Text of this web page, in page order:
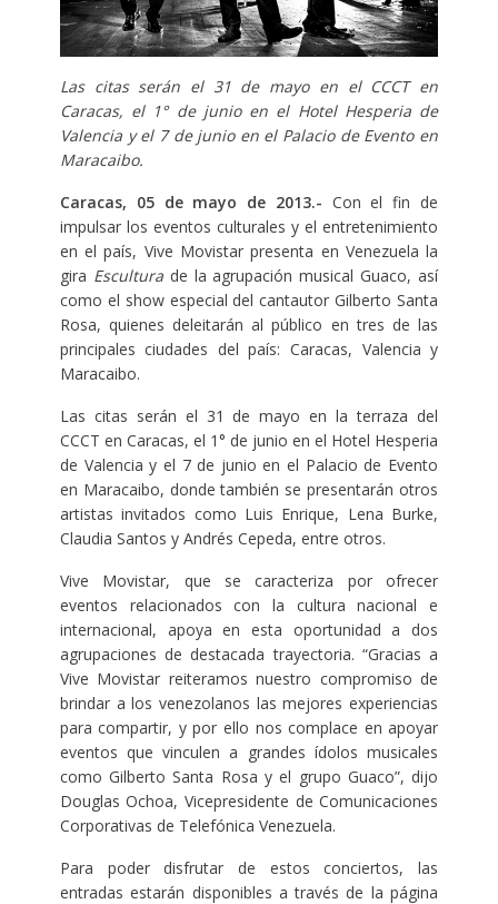
Las citas serán el 31 de mayo en el CCCT en
Caracas, el 1° de junio en el Hotel Hesperia de
Valencia y el 7 de junio en el Palacio de Evento en
Maracaibo.
Caracas, 05 de mayo de 2013.- Con el fin de
impulsar los eventos culturales y el entretenimiento
en el país, Vive Movistar presenta en Venezuela la
gira Esculturade la agrupación musical Guaco, así
como el show especial del cantautor Gilberto Santa
Rosa, quienes deleitarán al público en tres de las
principales ciudades del país: Caracas, Valencia y
Maracaibo.
Las citas serán el 31 de mayo en la terraza del
CCCT en Caracas, el 1° de junio en el Hotel Hesperia
de Valencia y el 7 de junio en el Palacio de Evento
en Maracaibo, donde también se presentarán otros
artistas invitados como Luis Enrique, Lena Burke,
Claudia Santos y Andrés Cepeda, entre otros.
Vive Movistar, que se caracteriza por ofrecer
eventos relacionados con la cultura nacional e
internacional, apoya en esta oportunidad a dos
agrupaciones de destacada trayectoria. “Gracias a
Vive Movistar reiteramos nuestro compromiso de
brindar a los venezolanos las mejores experiencias
para compartir, y por ello nos complace en apoyar
eventos que vinculen a grandes ídolos musicales
como Gilberto Santa Rosa y el grupo Guaco”, dijo
Douglas Ochoa, Vicepresidente de Comunicaciones
Corporativas de Telefónica Venezuela.
Para poder disfrutar de estos conciertos, las
entradas estarán disponibles a través de la página